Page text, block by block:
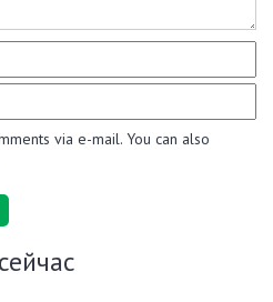
via e-mail. You can also